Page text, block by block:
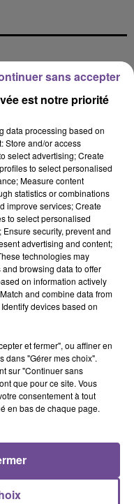
20h50
20h50
OFENBACH
Four To The Floor
20h38
20h38
OGAZUMU
Les Yeux De Laura -
Single
tenu du refus du
exprimé. Si vous
est notre priorité
data processing based on
Store and/or access
select advertising; Create
to select personalised
Measure content
statistics or combinations
improve services; Create
to select personalised
security, prevent and
advertising and content;
technologies may
browsing data to offer
on information actively
and combine data from
devices based on
et fermer", ou affiner en
dans "Gérer mes choix".
sur "Continuer sans
que pour ce site. Vous
consentement à tout
en bas de chaque page.
sans accepter